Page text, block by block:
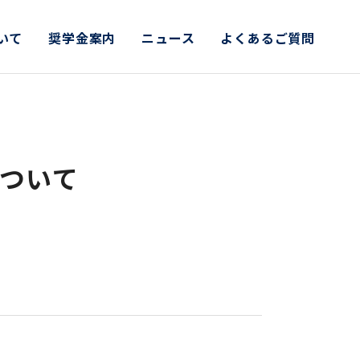
て 奨学金案内 ニュース よくあるご質問
いて